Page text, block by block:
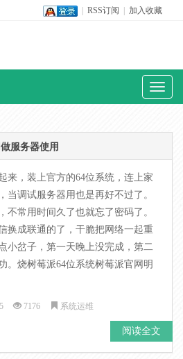
RSS订阅 加入收藏
Toggle
服务器使用
来，装上官方的64位系统，连上家
当调试服务器用也是再好不过了。
不常用时间久了也就忘了密码了。
换成联通的了，干脆把网络一起重
小岔子，第一天晚上没完成，第二
。烧树莓派64位系统树莓派官网明
7176 系统运维
阅读全文